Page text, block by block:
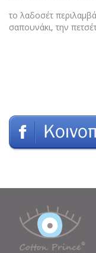
το λαδοσέτ
σαπουνάκι, την